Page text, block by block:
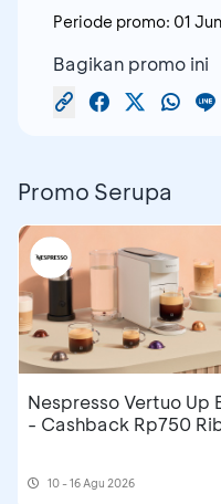
Periode promo: 01
Bagikan promo ini
Promo Serupa
Nespresso Vertuo Up
- Cashback Rp750
10 - 16 Agu 2026